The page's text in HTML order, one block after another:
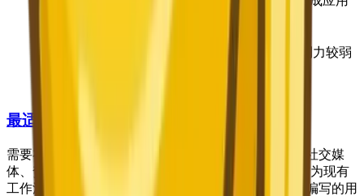
与Midjourney或Stable Diffusion相比，艺术控制力较弱
最适合
需要在图像中添加文字的用户（品牌图形、带标题的社交媒
体、贺卡），ChatGPT Plus/Pro订阅者想将图像生成作为现有
工作流程的一部分，以及偏好对话式迭代而非提示词编写的用